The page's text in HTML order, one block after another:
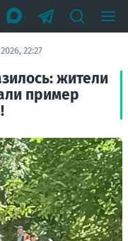
22:27
жители
пример